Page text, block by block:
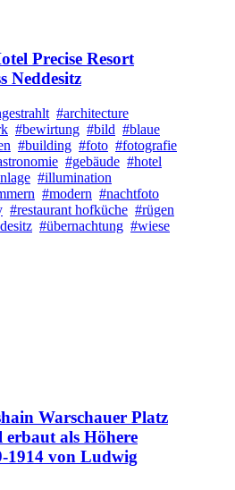
Precise Resort
Neddesitz
#architecture
#bewirtung #bild #blaue
#building #foto #fotografie
#gebäude #hotel
#illumination
#modern #nachtfoto
#restaurant hofküche #rügen
#übernachtung #wiese
Warschauer Platz
erbaut als Höhere
1914 von Ludwig